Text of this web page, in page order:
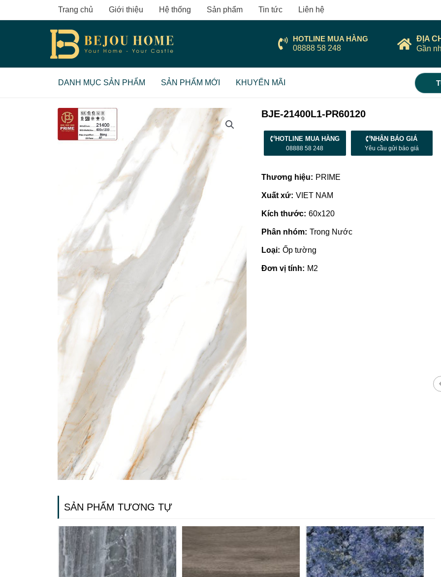
to
Trang chủ Giới thiệu Hệ thống Sản phẩm Tin tức Liên hệ
HOTLINE MUA HÀNG
08888 58 248
ĐỊA
Gần
DANH MỤC SẢN PHẨM SẢN PHẨM MỚI KHUYẾN MÃI
BJE-21400L1-PR60120
HOTLINE MUA HÀNG
08888 58 248
NHẬN BÁO GIÁ
Yêu cầu gửi báo giá
Thương hiệu: PRIME
Xuất xứ: VIET NAM
Kích thước: 60x120
Phân nhóm: Trong Nước
Loại: Ốp tường
Đơn vị tính: M2
SẢN PHẨM TƯƠNG TỰ